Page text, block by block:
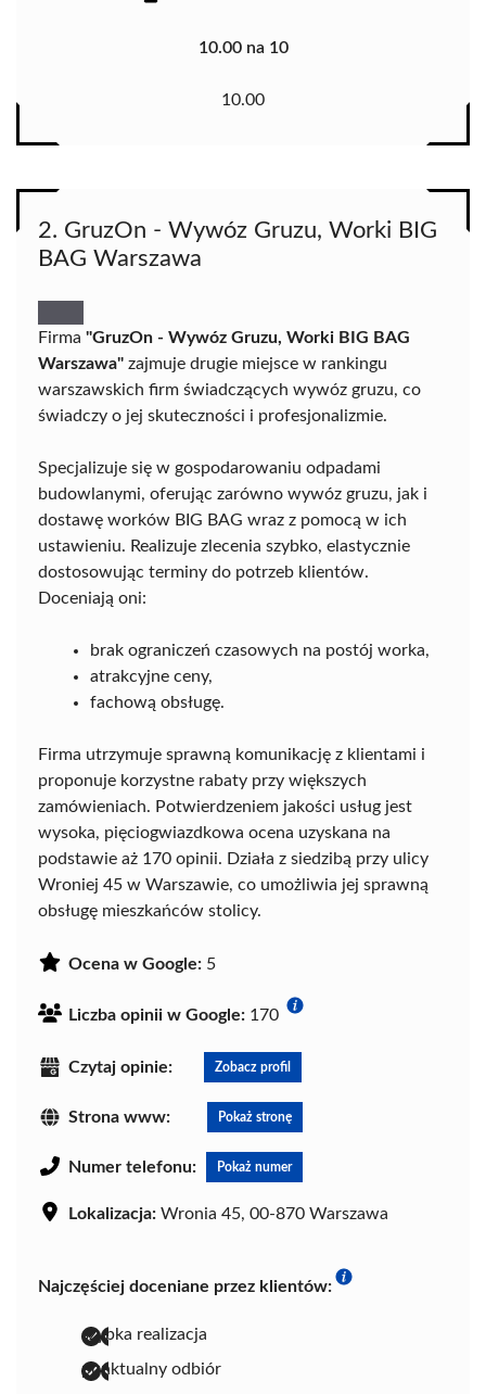
10.00 na 10
10.00
2. GruzOn - Wywóz Gruzu, Worki BIG
BAG Warszawa
Firma "GruzOn - Wywóz Gruzu, Worki BIG BAG
Warszawa" zajmuje drugie miejsce w rankingu
warszawskich firm świadczących wywóz gruzu, co
świadczy o jej skuteczności i profesjonalizmie.
Specjalizuje się w gospodarowaniu odpadami
budowlanymi, oferując zarówno wywóz gruzu, jak i
dostawę worków BIG BAG wraz z pomocą w ich
ustawieniu. Realizuje zlecenia szybko, elastycznie
dostosowując terminy do potrzeb klientów.
Doceniają oni:
brak ograniczeń czasowych na postój worka,
atrakcyjne ceny,
fachową obsługę.
Firma utrzymuje sprawną komunikację z klientami i
proponuje korzystne rabaty przy większych
zamówieniach. Potwierdzeniem jakości usług jest
wysoka, pięciogwiazdkowa ocena uzyskana na
podstawie aż 170 opinii. Działa z siedzibą przy ulicy
Wroniej 45 w Warszawie, co umożliwia jej sprawną
obsługę mieszkańców stolicy.
Ocena w Google: 5
Liczba opinii w Google: 170
Czytaj opinie: Zobacz profil
Strona www: Pokaż stronę
Numer telefonu: Pokaż numer
Lokalizacja: Wronia 45, 00-870 Warszawa
Najczęściej doceniane przez klientów:
szybka realizacja
punktualny odbiór